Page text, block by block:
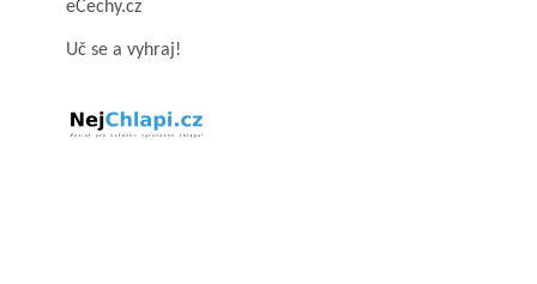
eČechy.cz
Uč se a vyhraj!